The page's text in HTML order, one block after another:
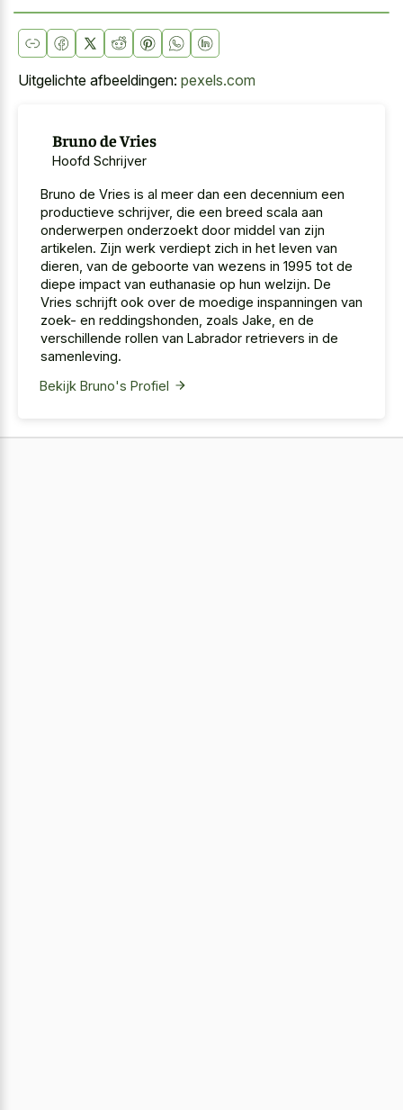
Uitgelichte afbeeldingen: pexels.com
Bruno de Vries
Hoofd Schrijver
Bruno de Vries is al meer dan een decennium een
productieve schrijver, die een breed scala aan
onderwerpen onderzoekt door middel van zijn
artikelen. Zijn werk verdiept zich in het leven van
dieren, van de geboorte van wezens in 1995 tot de
diepe impact van euthanasie op hun welzijn. De
Vries schrijft ook over de moedige inspanningen van
zoek- en reddingshonden, zoals Jake, en de
verschillende rollen van Labrador retrievers in de
samenleving.
Bekijk Bruno's Profiel